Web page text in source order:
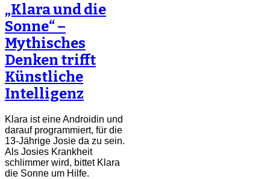
„Klara und die
Sonne“ –
Mythisches
Denken trifft
Künstliche
Intelligenz
Klara ist eine Androidin und
darauf programmiert, für die
13-Jährige Josie da zu sein.
Als Josies Krankheit
schlimmer wird, bittet Klara
die Sonne um Hilfe.